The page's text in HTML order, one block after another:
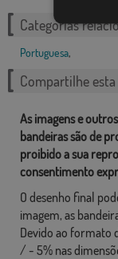
Categorias
Portuguesa,
Compartilhe
As imagens e
bandeiras são de
proibido a sua
consentimento
O desenho final
imagem, as
Devido ao formato
/ - 5% nas